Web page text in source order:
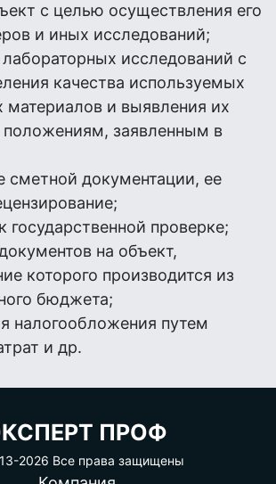
с целью осуществления его
и иных исследований;
исследований с
качества используемых
материалов и выявления их
положениям, заявленным в
сметной документации, ее
государственной проверке;
на объект,
которого производится из
бюджета;
налогообложения путем
и др.
ПРОФ
2026 Все права защищены